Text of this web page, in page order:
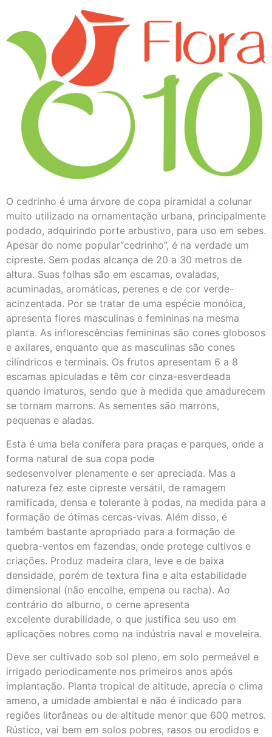
O cedrinho é uma árvore de copa piramidal a colunar
muito utilizado na ornamentação urbana, principalmente
podado, adquirindo porte arbustivo, para uso em sebes.
Apesar do nome popular“cedrinho”, é na verdade um
cipreste. Sem podas alcança de 20 a 30 metros de
altura. Suas folhas são em escamas, ovaladas,
acuminadas, aromáticas, perenes e de cor verde-
acinzentada. Por se tratar de uma espécie monóica,
apresenta flores masculinas e femininas na mesma
planta. As inflorescências femininas são cones globosos
e axilares, enquanto que as masculinas são cones
cilíndricos e terminais. Os frutos apresentam 6 a 8
escamas apiculadas e têm cor cinza-esverdeada
quando imaturos, sendo que à medida que amadurecem
se tornam marrons. As sementes são marrons,
pequenas e aladas.
Esta é uma bela conífera para praças e parques, onde a
forma natural de sua copa pode
sedesenvolver plenamente e ser apreciada. Mas a
natureza fez este cipreste versátil, de ramagem
ramificada, densa e tolerante à podas, na medida para a
formação de ótimas cercas-vivas. Além disso, é
também bastante apropriado para a formação de
quebra-ventos em fazendas, onde protege cultivos e
criações. Produz madeira clara, leve e de baixa
densidade, porém de textura fina e alta estabilidade
dimensional (não encolhe, empena ou racha). Ao
contrário do alburno, o cerne apresenta
excelente durabilidade, o que justifica seu uso em
aplicações nobres como na indústria naval e moveleira.
Deve ser cultivado sob sol pleno, em solo permeável e
irrigado periodicamente nos primeiros anos após
implantação. Planta tropical de altitude, aprecia o clima
ameno, a umidade ambiental e não é indicado para
regiões litorâneas ou de altitude menor que 600 metros.
Rústico, vai bem em solos pobres, rasos ou erodidos e